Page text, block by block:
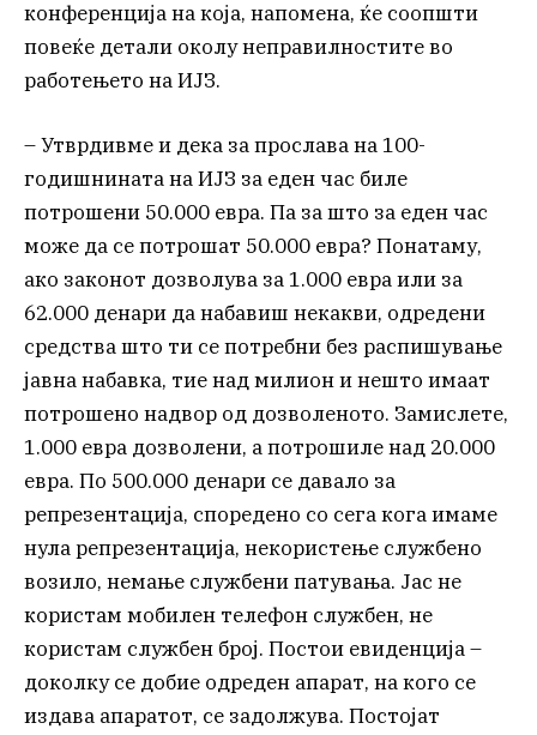
конференција на која, напомена, ќе соопшти
повеќе детали околу неправилностите во
работењето на ИЈЗ.
– Утврдивме и дека за прослава на 100-
годишнината на ИЈЗ за еден час биле
потрошени 50.000 евра. Па за што за еден час
може да се потрошат 50.000 евра? Понатаму,
ако законот дозволува за 1.000 евра или за
62.000 денари да набавиш некакви, одредени
средства што ти се потребни без распишување
јавна набавка, тие над милион и нешто имаат
потрошено надвор од дозволеното. Замислете,
1.000 евра дозволени, а потрошиле над 20.000
евра. По 500.000 денари се давало за
репрезентација, споредено со сега кога имаме
нула репрезентација, некористење службено
возило, немање службени патувања. Јас не
користам мобилен телефон службен, не
користам службен број. Постои евиденција –
доколку се добие одреден апарат, на кого се
издава апаратот, се задолжува. Постојат